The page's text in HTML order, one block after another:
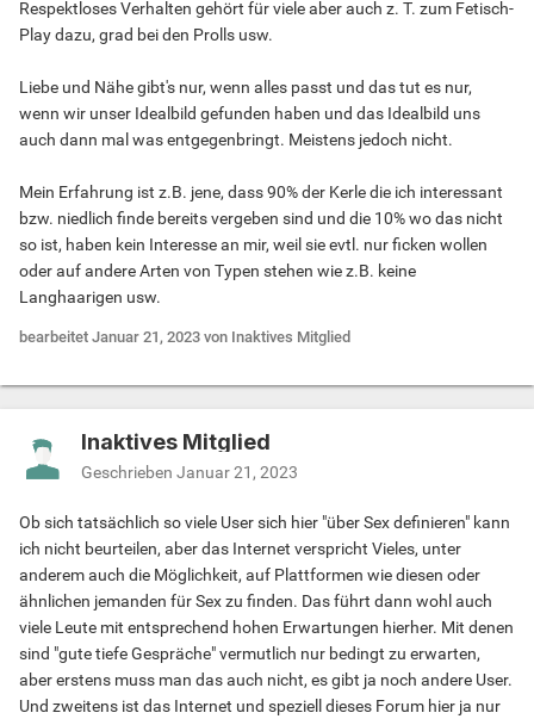
Respektloses Verhalten gehört für viele aber auch z. T. zum Fetisch-
Play dazu, grad bei den Prolls usw.
Liebe und Nähe gibt's nur, wenn alles passt und das tut es nur,
wenn wir unser Idealbild gefunden haben und das Idealbild uns
auch dann mal was entgegenbringt. Meistens jedoch nicht.
Mein Erfahrung ist z.B. jene, dass 90% der Kerle die ich interessant
bzw. niedlich finde bereits vergeben sind und die 10% wo das nicht
so ist, haben kein Interesse an mir, weil sie evtl. nur ficken wollen
oder auf andere Arten von Typen stehen wie z.B. keine
Langhaarigen usw.
bearbeitet Januar 21, 2023 von Inaktives Mitglied
Inaktives Mitglied
Geschrieben Januar 21, 2023
Ob sich tatsächlich so viele User sich hier "über Sex definieren" kann
ich nicht beurteilen, aber das Internet verspricht Vieles, unter
anderem auch die Möglichkeit, auf Plattformen wie diesen oder
ähnlichen jemanden für Sex zu finden. Das führt dann wohl auch
viele Leute mit entsprechend hohen Erwartungen hierher. Mit denen
sind "gute tiefe Gespräche" vermutlich nur bedingt zu erwarten,
aber erstens muss man das auch nicht, es gibt ja noch andere User.
Und zweitens ist das Internet und speziell dieses Forum hier ja nur